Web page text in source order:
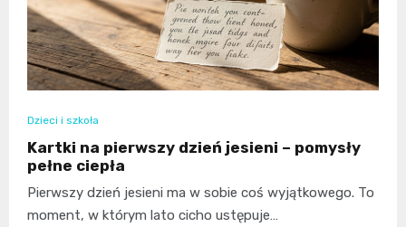
Dzieci i szkoła
Kartki na pierwszy dzień jesieni – pomysły
pełne ciepła
Pierwszy dzień jesieni ma w sobie coś wyjątkowego. To
moment, w którym lato cicho ustępuje…